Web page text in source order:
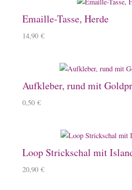
Emaille-Tasse, Herde
14,90 €
Aufkleber, rund mit
0,50 €
Loop Strickschal mit
20,90 €